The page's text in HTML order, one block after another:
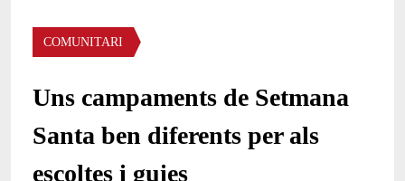
Àmbit de la notícia
COMUNITARI
Uns campaments de Setmana
Santa ben diferents per als
escoltes i guies